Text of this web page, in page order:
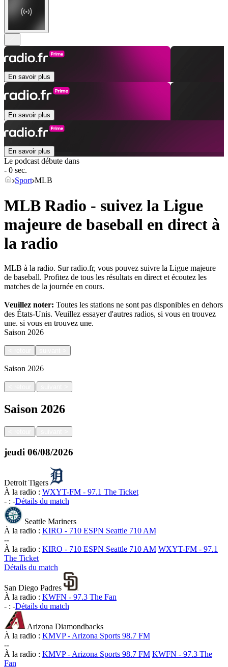
En savoir plus
En savoir plus
En savoir plus
Le podcast débute dans
- 0 sec.
Sport MLB
MLB Radio - suivez la Ligue
majeure de baseball en direct à
la radio
MLB à la radio. Sur radio.fr, vous pouvez suivre la Ligue majeure
de baseball. Profitez de tous les résultats en direct et écoutez les
matches de la journée en cours.
Veuillez noter: Toutes les stations ne sont pas disponibles en dehors
des États-Unis. Veuillez essayer d'autres radios, si vous en trouvez
une. si vous en trouvez une.
Saison 2026
Saison 2026
|
Saison 2026
|
jeudi 06/08/2026
Detroit Tigers
À la radio : WXYT-FM - 97.1 The Ticket
- : -Détails du match
Seattle Mariners
À la radio : KIRO - 710 ESPN Seattle 710 AM
--
À la radio : KIRO - 710 ESPN Seattle 710 AM WXYT-FM - 97.1
The Ticket
Détails du match
San Diego Padres
À la radio : KWFN - 97.3 The Fan
- : -Détails du match
Arizona Diamondbacks
À la radio : KMVP - Arizona Sports 98.7 FM
--
À la radio : KMVP - Arizona Sports 98.7 FM KWFN - 97.3 The
Fan